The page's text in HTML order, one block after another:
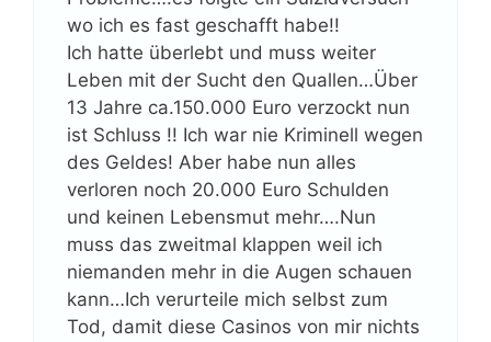
wo ich es fast geschafft habe!!
Ich hatte überlebt und muss weiter
Leben mit der Sucht den Quallen…Über
13 Jahre ca.150.000 Euro verzockt nun
ist Schluss !! Ich war nie Kriminell wegen
des Geldes! Aber habe nun alles
verloren noch 20.000 Euro Schulden
und keinen Lebensmut mehr….Nun
muss das zweitmal klappen weil ich
niemanden mehr in die Augen schauen
kann…Ich verurteile mich selbst zum
Tod, damit diese Casinos von mir nichts